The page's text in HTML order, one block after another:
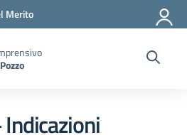
Merito
Indicazioni